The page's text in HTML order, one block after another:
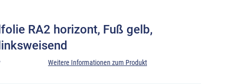
RA2 horizont, Fuß gelb,
Weitere Informationen zum Produkt